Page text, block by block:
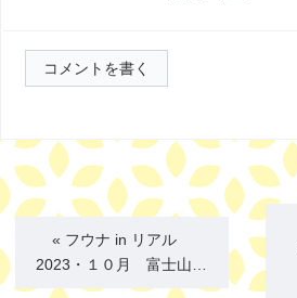
コメントを書く
« フウナ in リアル
2023・１０月 富士山…